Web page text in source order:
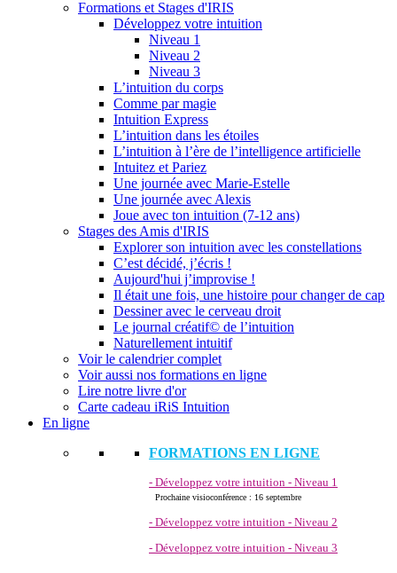
Formations et Stages d'IRIS
Développez votre intuition
Niveau 1
Niveau 2
Niveau 3
L’intuition du corps
Comme par magie
Intuition Express
L’intuition dans les étoiles
L’intuition à l’ère de l’intelligence artificielle
Intuitez et Pariez
Une journée avec Marie-Estelle
Une journée avec Alexis
Joue avec ton intuition (7-12 ans)
Stages des Amis d'IRIS
Explorer son intuition avec les constellations
C’est décidé, j’écris !
Aujourd'hui j’improvise !
Il était une fois, une histoire pour changer de cap
Dessiner avec le cerveau droit
Le journal créatif© de l’intuition
Naturellement intuitif
Voir le calendrier complet
Voir aussi nos formations en ligne
Lire notre livre d'or
Carte cadeau iRiS Intuition
En ligne
FORMATIONS EN LIGNE
- Développez votre intuition - Niveau 1
Prochaine visioconférence : 16 septembre
- Développez votre intuition - Niveau 2
- Développez votre intuition - Niveau 3